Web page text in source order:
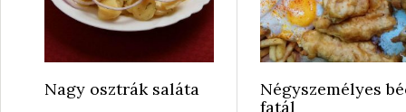
Nagy osztrák saláta
Négyszemélyes
fatál